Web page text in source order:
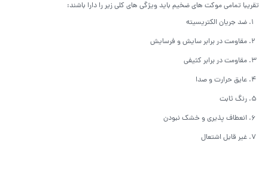
تقریبا تمامی موکت های ضخیم باید ویژگی های کلی زیر را دارا باشند:
ضد جریان الکتریسیته
مقاومت در برابر سایش و فرسایش
مقاومت در برابر کثیفی
عایق حرارت و صدا
رنگ ثابت
انعطاف پذیری و خشک نبودن
غیر قابل اشتعال